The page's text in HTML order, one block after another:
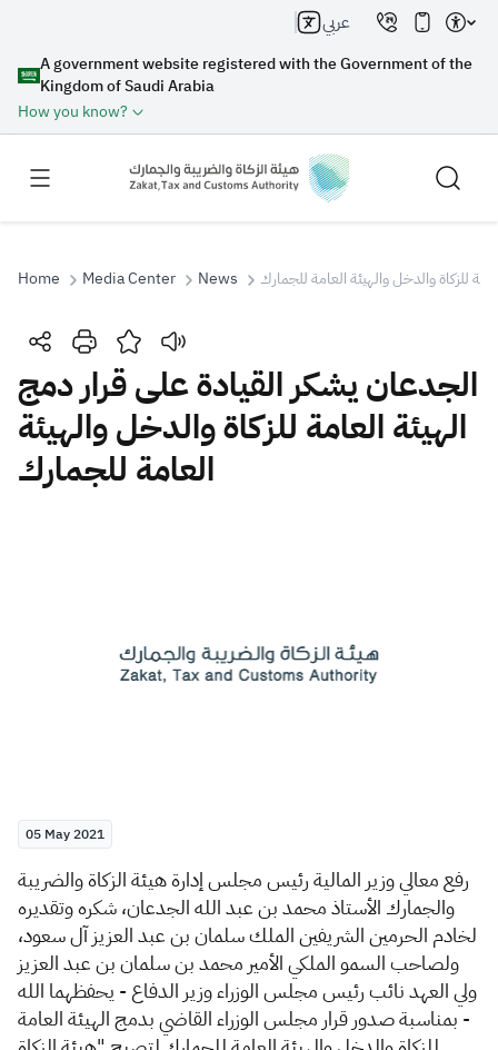
A government website registered with the Government of the
Kingdom of Saudi Arabia
How you know?
عربي
Search
Search Search AI
Suggestions
Home Media Center News للزكاة والدخل والهيئة العامة للجمارك
الجدعان يشكر القيادة على قرار دمج
الهيئة العامة للزكاة والدخل والهيئة
العامة للجمارك
05 May 2021
​رفع معالي وزير المالية رئيس مجلس إدارة هيئة الزكاة والضريبة
والجمارك الأستاذ محمد بن عبد الله الجدعان، شكره وتقديره
لخادم الحرمين الشريفين الملك سلمان بن عبد العزيز آل سعود،
ولصاحب السمو الملكي الأمير محمد بن سلمان بن عبد العزيز
ولي العهد نائب رئيس مجلس الوزراء وزير الدفاع - يحفظهما الله
- بمناسبة صدور قرار مجلس الوزراء القاضي بدمج الهيئة العامة